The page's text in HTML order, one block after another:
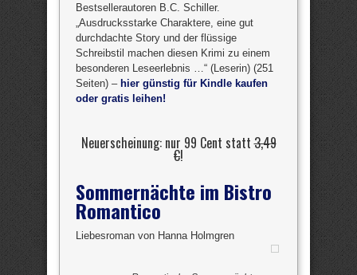
Bestsellerautoren B.C. Schiller.
„Ausdrucksstarke Charaktere, eine gut
durchdachte Story und der flüssige
Schreibstil machen diesen Krimi zu einem
besonderen Leseerlebnis …“ (Leserin) (251
Seiten) – hier günstig für Kindle kaufen
oder gratis leihen!
Neuerscheinung: nur 99 Cent statt3,49
€!
Sommernächte im Bistro
Romantico
Liebesroman von Hanna Holmgren